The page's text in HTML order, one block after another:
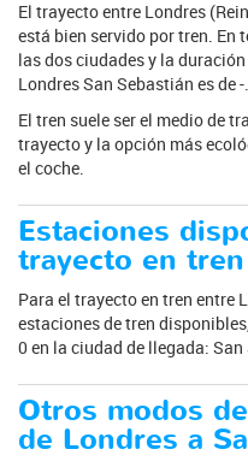
El trayecto entre Londres
está bien servido por tren. En
las dos ciudades y la
Londres San Sebastián es de -.
El tren suele ser el medio de
trayecto y la opción más
el coche.
Estaciones
trayecto en tren
Para el trayecto en tren entre
estaciones de tren
0 en la ciudad de llegada: San
Otros modos
de Londres a